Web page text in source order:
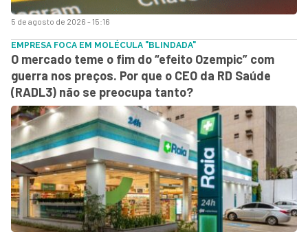
5 de agosto de 2026 - 15:16
EMPRESA FOCA EM MOLÉCULA "BLINDADA"
O mercado teme o fim do “efeito Ozempic” com
guerra nos preços. Por que o CEO da RD Saúde
(RADL3) não se preocupa tanto?